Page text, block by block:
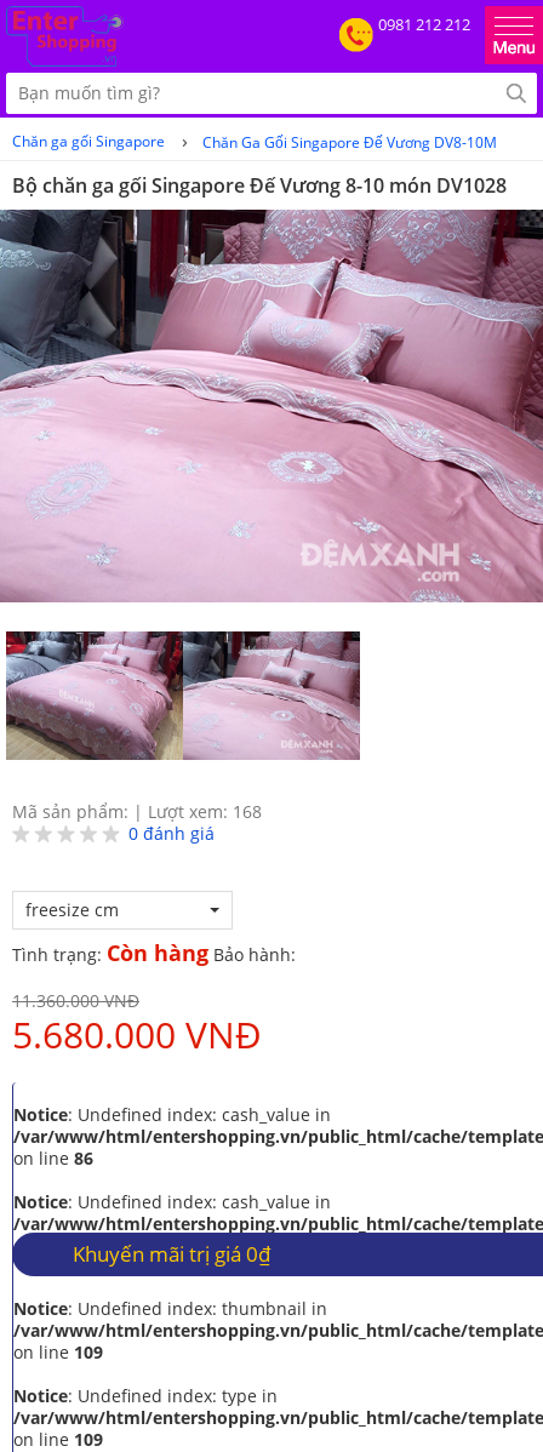
0981 212 212
Chăn ga gối Singapore › Chăn Ga Gối Singapore Đế Vương DV8-10M
Bộ chăn ga gối Singapore Đế Vương 8-10 món DV1028
Mã sản phẩm: | Lượt xem: 168
0 đánh giá
freesize cm
Tình trạng: Còn hàng Bảo hành:
11.360.000 VNĐ
5.680.000 VNĐ
Notice: Undefined index: cash_value in
/var/www/html/entershopping.vn/public_html/cache/
on line 86
Notice: Undefined index: cash_value in
/var/www/html/entershopping.vn/public_html/cache/
on line 86
Khuyến mãi trị giá 0₫
Notice: Undefined index: thumbnail in
/var/www/html/entershopping.vn/public_html/cache/
on line 109
Notice: Undefined index: type in
/var/www/html/entershopping.vn/public_html/cache/
on line 109